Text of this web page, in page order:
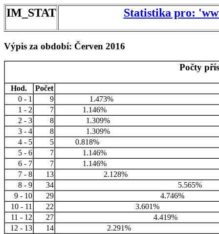
IM_STAT Statistika pro:
Výpis za období: Červen 2016
Počty
Hod.
Počet
0 - 1
9
1.473%
1 - 2
7
1.146%
2 - 3
8
1.309%
3 - 4
8
1.309%
4 - 5
5
0.818%
5 - 6
7
1.146%
6 - 7
7
1.146%
7 - 8
13
2.128%
8 - 9
34
5.565%
9 - 10
29
4.746%
10 - 11
22
3.601%
11 - 12
27
4.419%
12 - 13
14
2.291%